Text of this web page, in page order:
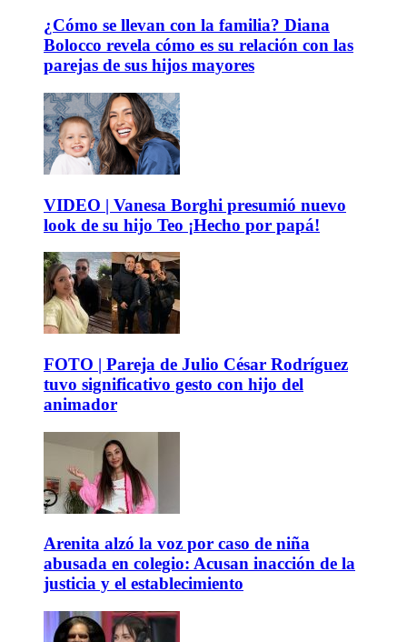
¿Cómo se llevan con la familia? Diana
Bolocco revela cómo es su relación con las
parejas de sus hijos mayores
VIDEO | Vanesa Borghi presumió nuevo
look de su hijo Teo ¡Hecho por papá!
FOTO | Pareja de Julio César Rodríguez
tuvo significativo gesto con hijo del
animador
Arenita alzó la voz por caso de niña
abusada en colegio: Acusan inacción de la
justicia y el establecimiento